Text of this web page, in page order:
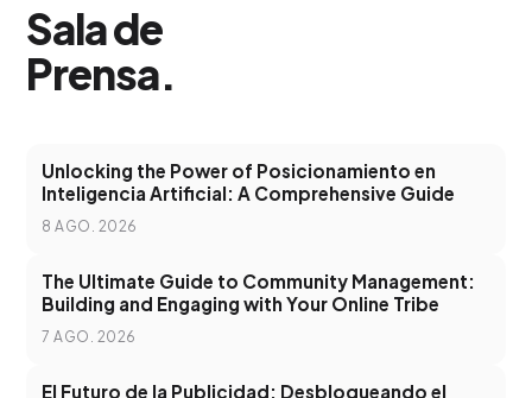
Sala de
Prensa.
Unlocking the Power of Posicionamiento en
Inteligencia Artificial: A Comprehensive Guide
8 AGO. 2026
The Ultimate Guide to Community Management:
Building and Engaging with Your Online Tribe
7 AGO. 2026
El Futuro de la Publicidad: Desbloqueando el